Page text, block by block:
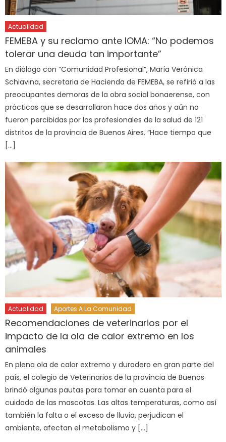
Actualidad
FEMEBA y su reclamo ante IOMA: “No podemos
tolerar una deuda tan importante”
En diálogo con “Comunidad Profesional”, María Verónica
Schiavina, secretaria de Hacienda de FEMEBA, se refirió a las
preocupantes demoras de la obra social bonaerense, con
prácticas que se desarrollaron hace dos años y aún no
fueron percibidas por los profesionales de la salud de 121
distritos de la provincia de Buenos Aires. “Hace tiempo que
[…]
Actualidad Aportes A La Comunidad
Recomendaciones de veterinarios por el
impacto de la ola de calor extremo en los
animales
En plena ola de calor extremo y duradero en gran parte del
país, el colegio de Veterinarios de la provincia de Buenos
brindó algunas pautas para tomar en cuenta para el
cuidado de las mascotas. Las altas temperaturas, como así
también la falta o el exceso de lluvia, perjudican el
ambiente, afectan el metabolismo y […]